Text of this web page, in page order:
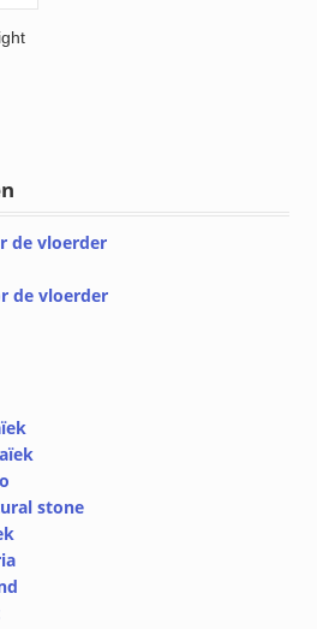
de vloerder
de vloerder
stone